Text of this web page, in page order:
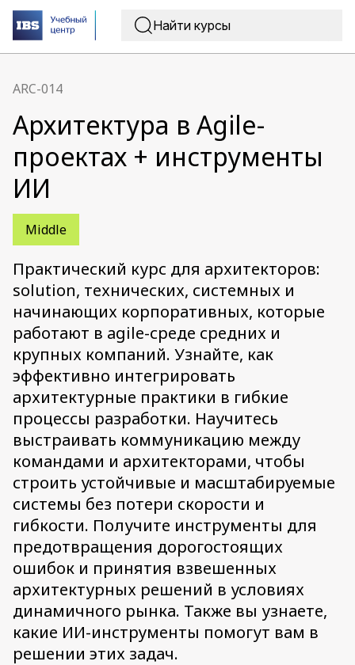
ARC-014
Архитектура в Agile-
проектах + инструменты
ИИ
Middle
Практический курс для архитекторов:
solution, технических, системных и
начинающих корпоративных, которые
работают в agile-среде средних и
крупных компаний. Узнайте, как
эффективно интегрировать
архитектурные практики в гибкие
процессы разработки. Научитесь
выстраивать коммуникацию между
командами и архитекторами, чтобы
строить устойчивые и масштабируемые
системы без потери скорости и
гибкости. Получите инструменты для
предотвращения дорогостоящих
ошибок и принятия взвешенных
архитектурных решений в условиях
динамичного рынка. Также вы узнаете,
какие ИИ-инструменты помогут вам в
решении этих задач.